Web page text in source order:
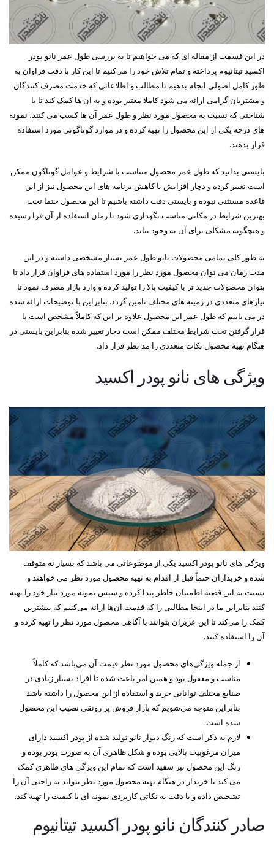
در این قسمت از مقاله ای که می خواهیم تا به بررسی طول عمر نانو پودر
اکسید تیتانیوم پرداخته و تمام تلاش خود را می‌کنیم تا این کار با دقت فراوان به
طور کامل اصولی انجام بدهیم تا مطالب و اطلاعاتی که خدمت مصرف کنندگان
و مشتریان گرامی ارائه می شود کاملا معتبر بوده و به آن ها کمک کند تا با
شناختی که نسبت به محصول مورد نظر و طول عمر آن ها کسب می ‌کنند، نمونه
‌های درجه یکی از این محصول را تهیه کرده و در موارد گوناگونی مورد استفاده
قرار بدهند.
بایستی بدانید که طول عمر محصول متناسب با شرایط و عوامل گوناگون ممکن
است تغییر کرده و دچار افزایش یا کاهش برنامه‌ های این محصول نیز از این
قاعده مستثنی نبوده و بایستی دقت داشته باشیم تا این محصول حتما تحت
بهترین شرایط در مکانی مناسب نگهداری شود تا زمان استفاده از آن فرا رسیده
و هیچگونه مشکلی برای آن به وجود نیاید.
به طور کلی تمامی محصولات نانو طول عمر بسیار مشخصی داشته و در این
مدت زمان می توان محصول مورد نظر را مورد استفاده های فراوان قرار داد تا
بتوان محصولات جدید تر با کیفیت بالا را تولید کرده و وارد بازار مصرف نمود تا
نیازهای متعددی در زمینه های مختلف تامین گردد. بنابراین با توضیحات ارائه شده
در می یابیم که طول عمر این محصول علاوه بر این که کاملاً مشخص است با
قرار گرفتن تحت شرایط مختلف ممکن است دچار تغییر شده بنابراین بایستی در
هنگام تهیه محصول نکات متعددی را مد نظر قرار داد.
ویژگی های نانو پودر اکسید
ویژگی های نانو پودر اکسید یکی از موضوعاتی می باشد که بسیار نه متوقف
شده و خریداران حتماً قبل از اقدام به تهیه محصول مورد نظر می خواهند و
نسبت به این قضیه اطمینان خاطر پیدا کرده و سپس نمونه مورد نیاز خود را تهیه
کنند بنابراین ما در اینجا مطالبی را که قدمت آن‌ها ارائه می‌کنیم که بیشترین
کمک را می‌کند تا این عزیزان بتوانند با آگاهی محصول مورد نظر را تهیه کرده و
آن را استفاده کنند.
از جمله ویژگی‌های محصول مورد نظر قیمت آن می‌باشد که کاملاً
مناسب و معقول بود و همین امر باعث شده تا افراد بسیار زیادی در
صنایع مختلف توانایی خرید و استفاده از این محصول را داشته باشد
بنابراین متوجه می‌شویم که بازار فروش پر رونقی نصیب این محصول
شده است.
لازم به ذکر است که رنگ دیوار نانو تولید شده از پودر اکسید دارای
میزان مرغوبیت بالایی بوده و شکل ظاهری آن به صورت پودر بوده و
رنگ این محصول نیز سفید است که تمام این ویژگی های ظاهری کمک
می کند تا خریدار در هنگام تهیه محصول مورد نظر بتواند به راحتی آن را
تشخیص داده و با دقت به نکاتی کاربردی نمونه ای با کیفیت را تهیه کند.
صادر کنندگان نانو پودر اکسید تیتانیوم